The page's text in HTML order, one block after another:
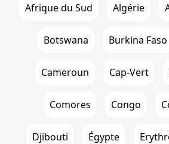
Afrique du Sud Algérie
Botswana Burkina Faso
Cameroun Cap-Vert
Comores Congo
Djibouti Égypte